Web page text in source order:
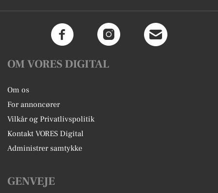
OM VORES DIGITAL
Om os
For annoncører
Vilkår og Privatlivspolitik
Kontakt VORES Digital
Administrer samtykke
GENVEJE